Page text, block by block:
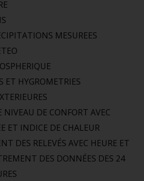
MESUREES
ET HYGROMETRIES
NIVEAU DE CONFORT AVEC
ET INDICE DE CHALEUR
DES RELEVÉS AVEC HEURE ET
DES DONNÉES DES 24